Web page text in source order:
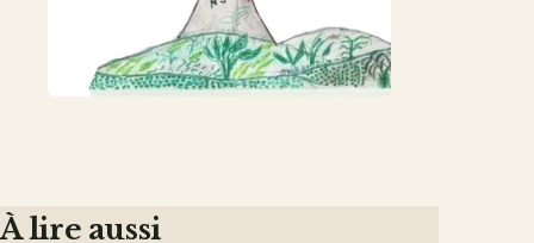
À lire aussi